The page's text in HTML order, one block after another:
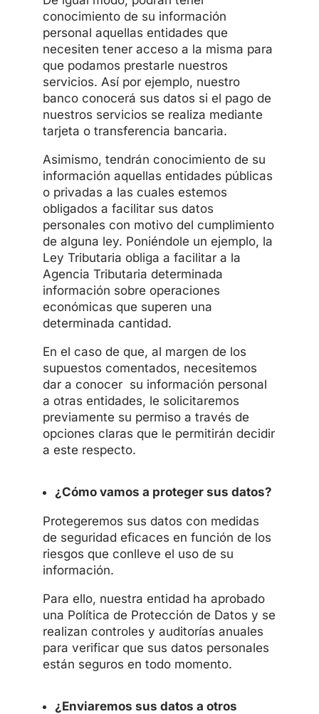
conocimiento de su información
personal aquellas entidades que
necesiten tener acceso a la misma para
que podamos prestarle nuestros
servicios. Así por ejemplo, nuestro
banco conocerá sus datos si el pago de
nuestros servicios se realiza mediante
tarjeta o transferencia bancaria.
Asimismo, tendrán conocimiento de su
información aquellas entidades públicas
o privadas a las cuales estemos
obligados a facilitar sus datos
personales con motivo del cumplimiento
de alguna ley. Poniéndole un ejemplo, la
Ley Tributaria obliga a facilitar a la
Agencia Tributaria determinada
información sobre operaciones
económicas que superen una
determinada cantidad.
En el caso de que, al margen de los
supuestos comentados, necesitemos
dar a conocer su información personal
a otras entidades, le solicitaremos
previamente su permiso a través de
opciones claras que le permitirán decidir
a este respecto.
¿Cómo vamos a proteger sus datos?
Protegeremos sus datos con medidas
de seguridad eficaces en función de los
riesgos que conlleve el uso de su
información.
Para ello, nuestra entidad ha aprobado
una Política de Protección de Datos y se
realizan controles y auditorías anuales
para verificar que sus datos personales
están seguros en todo momento.
¿Enviaremos sus datos a otros